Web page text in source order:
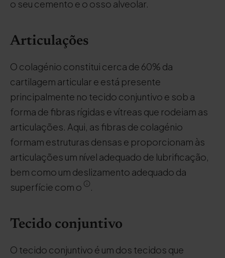
o seu cemento e o osso alveolar.
Articulações
O colagénio constitui cerca de 60% da
cartilagem articular e está presente
principalmente no tecido conjuntivo e sob a
forma de fibras rígidas e vítreas que rodeiam as
articulações. Aqui, as fibras de colagénio
formam estruturas densas e proporcionam às
articulações um nível adequado de lubrificação,
bem como um deslizamento adequado da
superfície com o
.
Tecido conjuntivo
O tecido conjuntivo é um dos tecidos que